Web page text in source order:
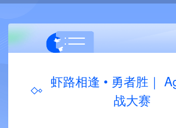
虾路相逢 • 勇者胜｜
战大赛